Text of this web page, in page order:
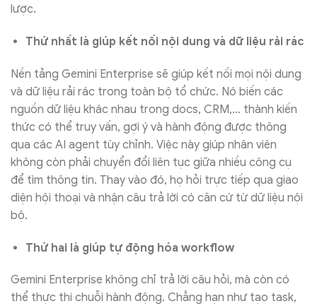
lược.
Thứ nhất là giúp kết nối nội dung và dữ liệu rải rác
Nền tảng Gemini Enterprise sẽ giúp kết nối mọi nội dung
và dữ liệu rải rác trong toàn bộ tổ chức. Nó biến các
nguồn dữ liệu khác nhau trong docs, CRM,… thành kiến
thức có thể truy vấn, gợi ý và hành động được thông
qua các AI agent tùy chỉnh. Việc này giúp nhân viên
không còn phải chuyển đổi liên tục giữa nhiều công cụ
để tìm thông tin. Thay vào đó, họ hỏi trực tiếp qua giao
diện hội thoại và nhận câu trả lời có căn cứ từ dữ liệu nội
bộ.
Thứ hai là giúp tự động hóa workflow
Gemini Enterprise không chỉ trả lời câu hỏi, mà còn có
thể thực thi chuỗi hành động. Chẳng hạn như tạo task,